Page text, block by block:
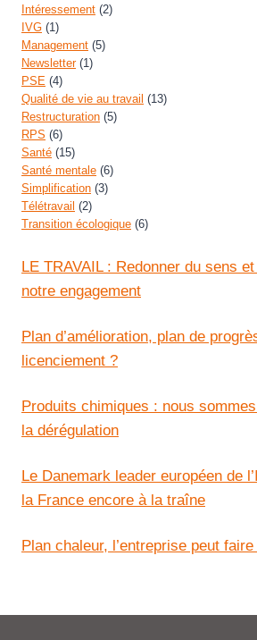
Intéressement (2)
IVG (1)
Management (5)
Newsletter(1)
PSE (4)
Qualité de vie au travail (13)
Restructuration (5)
RPS (6)
Santé (15)
Santé mentale (6)
Simplification (3)
Télétravail (2)
Transition écologique (6)
LE TRAVAIL : Redonner du sens
notre engagement
Plan d’amélioration, plan de
licenciement ?
Produits chimiques : nous
la dérégulation
Le Danemark leader européen de
la France encore à la traîne
Plan chaleur, l’entreprise peut